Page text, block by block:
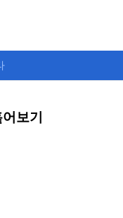
보기